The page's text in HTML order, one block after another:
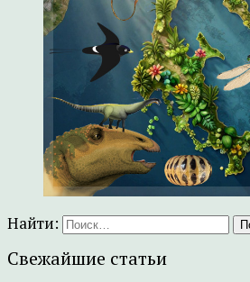
Найти:
Свежайшие статьи